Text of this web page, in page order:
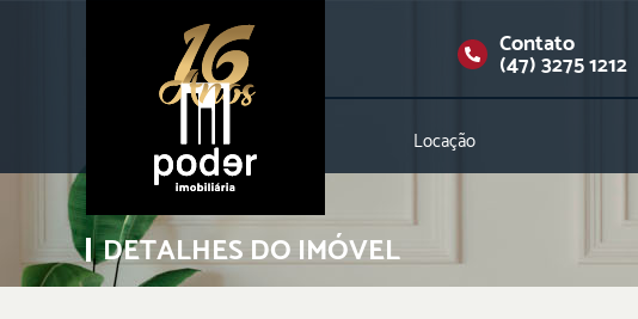
Contato
(47) 3275 1212
Locação
DETALHES DO IMÓVEL